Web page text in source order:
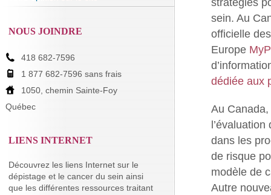
sein. Au
officielle
Europe
dédiée aux
Au Canada,
l’évaluation
dans les
de risque
modèle de
Autre
NOUS JOINDRE
418 682-7596
1 877 682-7596 sans frais
1050, chemin Sainte-Foy
Québec
LIENS INTERNET
Découvrez les liens Internet sur le
dépistage et le cancer du sein ainsi
que les différentes ressources traitant